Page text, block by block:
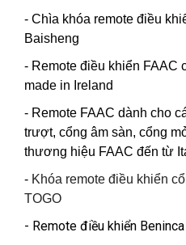
- Chìa khóa remote điều
Baisheng
- Remote điều khiển FAAC
made in Ireland
- Remote FAAC dành cho
trượt, cổng âm sàn, cổng
thương hiệu FAAC đến từ
- Khóa remote điều khiển
TOGO
- Remote điều khiển Beninca